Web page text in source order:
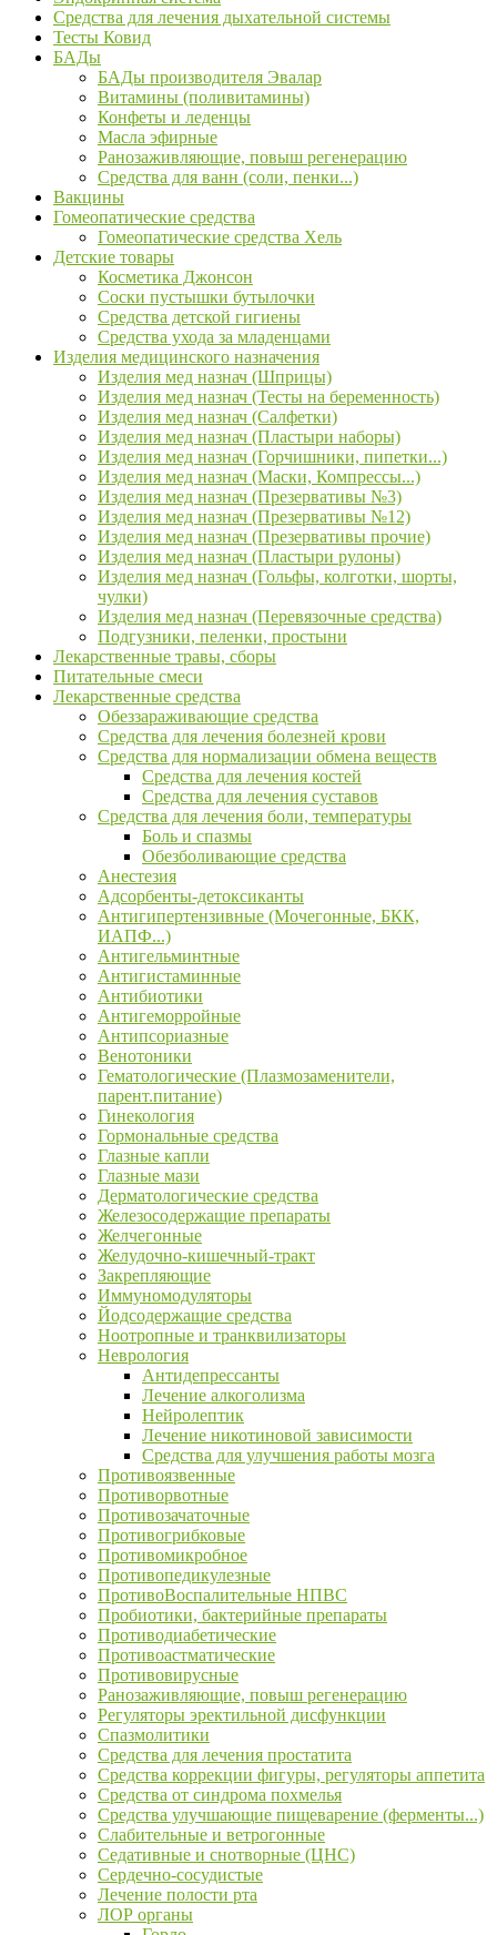
Средства для лечения дыхательной системы
Тесты Ковид
БАДы
БАДы производителя Эвалар
Витамины (поливитамины)
Конфеты и леденцы
Масла эфирные
Ранозаживляющие, повыш регенерацию
Средства для ванн (соли, пенки...)
Вакцины
Гомеопатические средства
Гомеопатические средства Хель
Детские товары
Косметика Джонсон
Соски пустышки бутылочки
Средства детской гигиены
Средства ухода за младенцами
Изделия медицинского назначения
Изделия мед назнач (Шприцы)
Изделия мед назнач (Тесты на беременность)
Изделия мед назнач (Салфетки)
Изделия мед назнач (Пластыри наборы)
Изделия мед назнач (Горчишники, пипетки...)
Изделия мед назнач (Маски, Компрессы...)
Изделия мед назнач (Презервативы №3)
Изделия мед назнач (Презервативы №12)
Изделия мед назнач (Презервативы прочие)
Изделия мед назнач (Пластыри рулоны)
Изделия мед назнач (Гольфы, колготки, шорты,
чулки)
Изделия мед назнач (Перевязочные средства)
Подгузники, пеленки, простыни
Лекарственные травы, сборы
Питательные смеси
Лекарственные средства
Обеззараживающие средства
Средства для лечения болезней крови
Средства для нормализации обмена веществ
Средства для лечения костей
Средства для лечения суставов
Средства для лечения боли, температуры
Боль и спазмы
Обезболивающие средства
Анестезия
Адсорбенты-детоксиканты
Антигипертензивные (Мочегонные, БКК,
ИАПФ...)
Антигельминтные
Антигистаминные
Антибиотики
Антигеморройные
Антипсориазные
Венотоники
Гематологические (Плазмозаменители,
парент.питание)
Гинекология
Гормональные средства
Глазные капли
Глазные мази
Дерматологические средства
Железосодержащие препараты
Желчегонные
Желудочно-кишечный-тракт
Закрепляющие
Иммуномодуляторы
Йодсодержащие средства
Ноотропные и транквилизаторы
Неврология
Антидепрессанты
Лечение алкоголизма
Нейролептик
Лечение никотиновой зависимости
Средства для улучшения работы мозга
Противоязвенные
Противорвотные
Противозачаточные
Противогрибковые
Противомикробное
Противопедикулезные
ПротивоВоспалительные НПВС
Пробиотики, бактерийные препараты
Противодиабетические
Противоастматические
Противовирусные
Ранозаживляющие, повыш регенерацию
Регуляторы эректильной дисфункции
Спазмолитики
Средства для лечения простатита
Средства коррекции фигуры, регуляторы аппетита
Средства от синдрома похмелья
Средства улучшающие пищеварение (ферменты...)
Слабительные и ветрогонные
Седативные и снотворные (ЦНС)
Сердечно-сосудистые
Лечение полости рта
ЛОР органы